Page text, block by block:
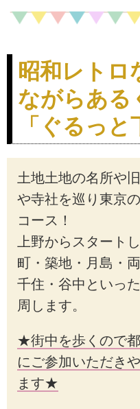
昭和レトロ
ながらあ
「ぐるっと
土地土地の名所や
や寺社を巡り東京
コース！
上野からスタート
町・築地・月島・
千住・谷中といっ
周します。
★街中を歩くので
にご参加いただき
ます★